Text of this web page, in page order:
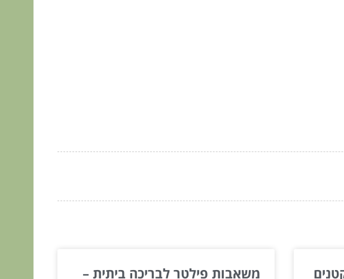
משאבות פילטר לבריכה ביתית –